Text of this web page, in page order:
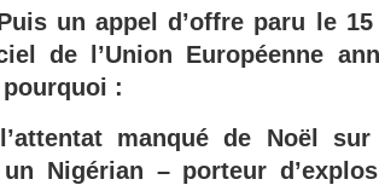
un appel d’offre paru le
de l’Union Européenne
:
manqué de Noël
Nigérian – porteur